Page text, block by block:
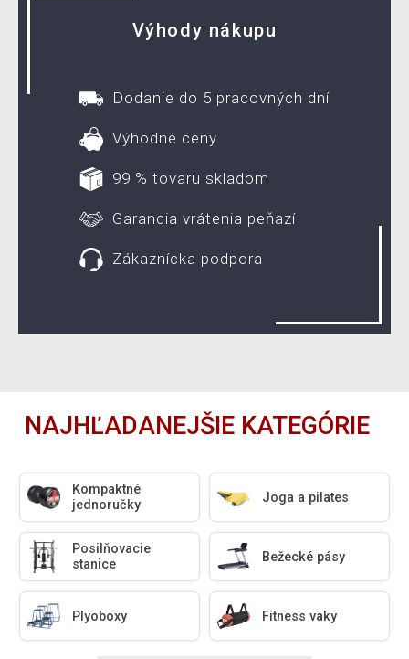
Výhody nákupu
Dodanie do 5 pracovných dní
Výhodné ceny
99 % tovaru skladom
Garancia vrátenia peňazí
Zákaznícka podpora
NAJHĽADANEJŠIE KATEGÓRIE
Kompaktné
jednoručky
Joga a pilates
Posilňovacie
stanice
Bežecké pásy
Plyoboxy Fitness vaky